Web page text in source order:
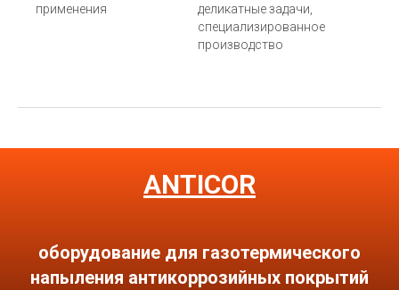
применения
деликатные задачи,
специализированное
производство
ANTICOR
оборудование для газотермического
напыления антикоррозийных покрытий